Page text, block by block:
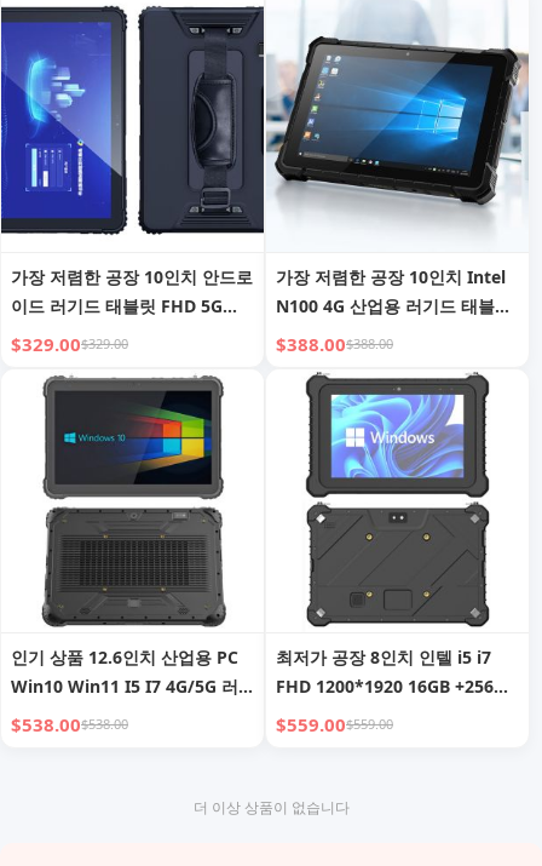
태블릿 PC
가장 저렴한 공장 10인치 안드로
이드 러기드 태블릿 FHD 5G
USB3.0 산업용 러기드 태블릿
캐너
$329.00$329.00
가장 저렴한 공장 10인치 Intel
N100 4G 산업용 러기드 태블릿
PC NFC 바코드 RJ45 RS232 도
$388.00$388.00
인기 상품 12.6인치 산업용 PC
Win10 Win11 I5 I7 4G/5G 러
기드 태블릿 NFC 2D 바코드
$538.00$538.00
최저가 공장 8인치 인텔 i5 i7
FHD 1200*1920 16GB +256GB
Win10/11 Pro NFC 및 지문 인
$559.00$559.00
더 이상 상품이 없습니다